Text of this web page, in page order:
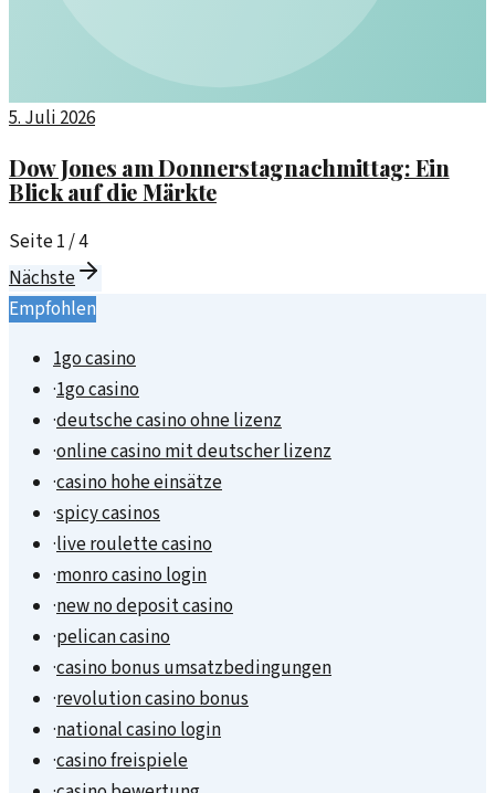
5. Juli 2026
Dow Jones am Donnerstagnachmittag: Ein
Blick auf die Märkte
Seite1/4
Nächste
Empfohlen
1go casino
·1go casino
·deutsche casino ohne lizenz
·online casino mit deutscher lizenz
·casino hohe einsätze
·spicy casinos
·live roulette casino
·monro casino login
·new no deposit casino
·pelican casino
·casino bonus umsatzbedingungen
·revolution casino bonus
·national casino login
·casino freispiele